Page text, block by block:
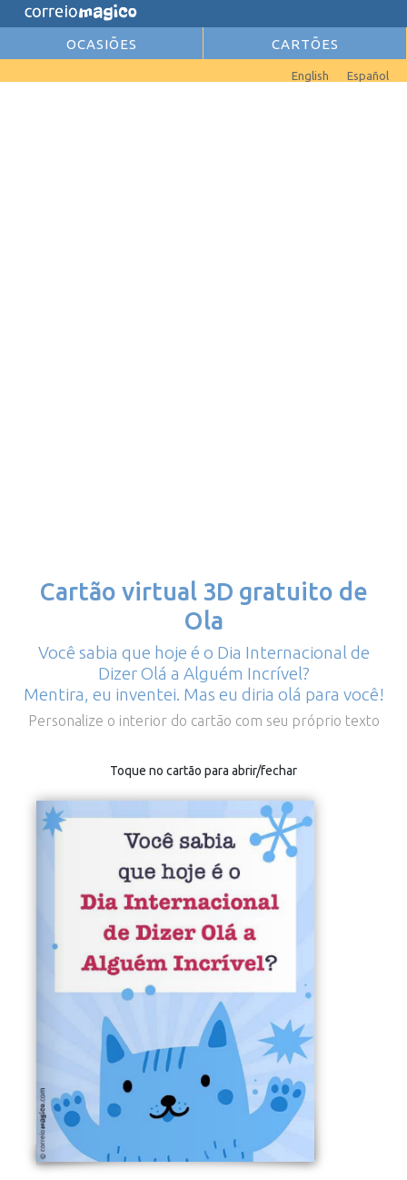
OCASIÕES CARTÕES
Español
English
Cartão virtual 3D gratuito de
Ola
Você sabia que hoje é o Dia Internacional de
Dizer Olá a Alguém Incrível?
Mentira, eu inventei. Mas eu diria olá para você!
Personalize o interior do cartão com seu próprio texto
Toque no cartão para abrir/fechar
Aqui vai sua mensagem pessoal